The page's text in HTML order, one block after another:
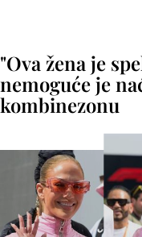
"Ova žena je
nemoguće je
kombinezonu